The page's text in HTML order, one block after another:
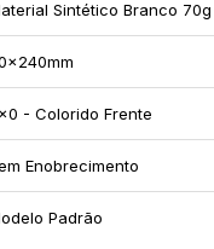
Sintético Branco 70g
- Colorido Frente
Enobrecimento
Padrão